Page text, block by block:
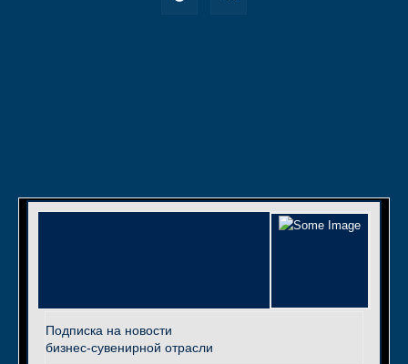
Подписка на новости
бизнес-сувенирной отрасли